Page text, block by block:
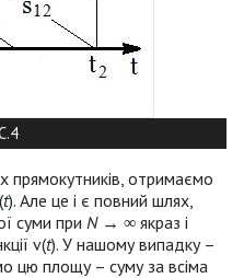
прямокутників, отримаємо
t). Але це і є повний шлях,
суми при N→ ∞ якраз і
v(t). У нашому випадку –
цю площу – суму за всіма